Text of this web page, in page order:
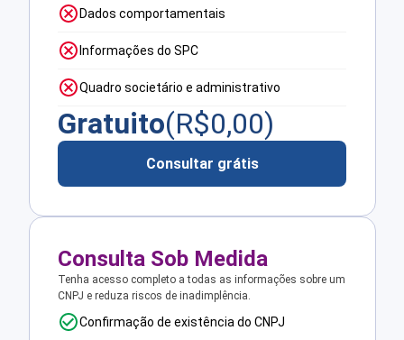
Dados comportamentais
Informações do SPC
Quadro societário e administrativo
Gratuito(R$0,00)
Consultar grátis
Consulta Sob Medida
Tenha acesso completo a todas as informações sobre um
CNPJ e reduza riscos de inadimplência.
Confirmação de existência do CNPJ